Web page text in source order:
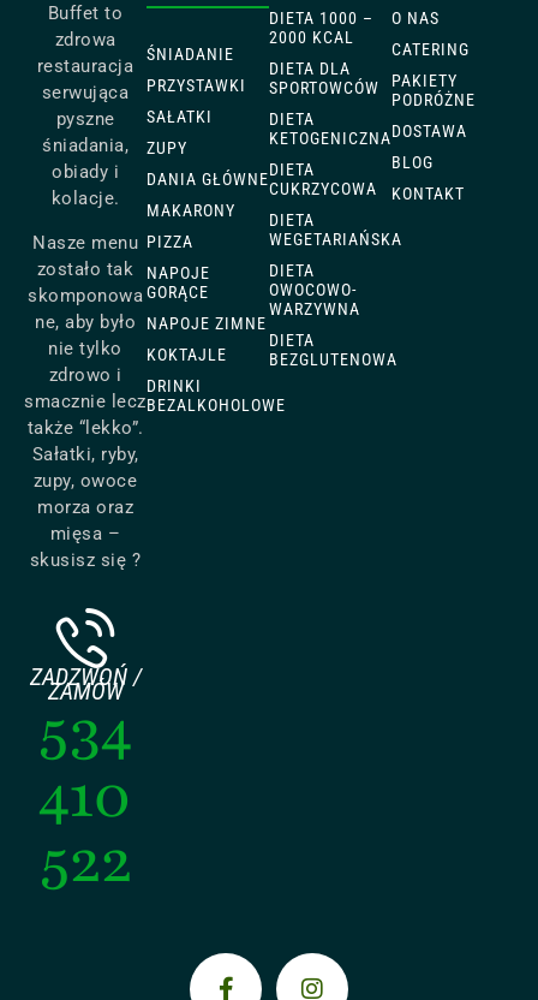
Buffet to
zdrowa
restauracja
serwująca
pyszne
śniadania,
obiady i
kolacje.
Nasze menu
zostało tak
skomponowa
ne, aby było
nie tylko
zdrowo i
smacznie lecz
także “lekko”.
Sałatki, ryby,
zupy, owoce
morza oraz
mięsa –
skusisz się ?
ZADZWOŃ /
ZAMÓW
534
410
522
ŚNIADANIE
PRZYSTAWKI
SAŁATKI
ZUPY
DANIA GŁÓWNE
MAKARONY
PIZZA
NAPOJE
GORĄCE
NAPOJE ZIMNE
KOKTAJLE
DRINKI
BEZALKOHOLOWE
DIETA 1000 –
2000 KCAL
DIETA DLA
SPORTOWCÓW
DIETA
KETOGENICZNA
DIETA
CUKRZYCOWA
DIETA
WEGETARIAŃSKA
DIETA
OWOCOWO-
WARZYWNA
DIETA
BEZGLUTENOWA
O NAS
CATERING
PAKIETY
PODRÓŻNE
DOSTAWA
BLOG
KONTAKT